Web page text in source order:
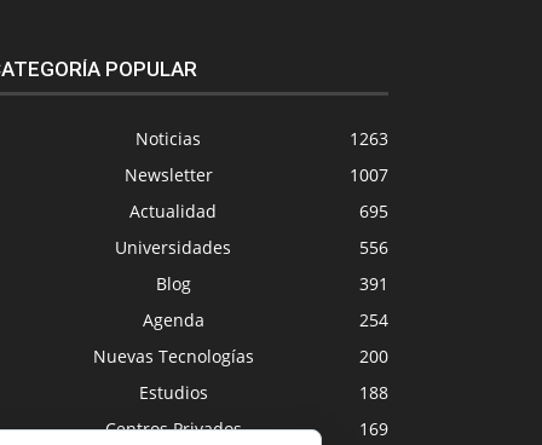
POPULAR
Noticias
1263
Newsletter
1007
Actualidad
695
Universidades
556
Blog
391
Agenda
254
Nuevas Tecnologías
200
Estudios
188
Centros Privados
169